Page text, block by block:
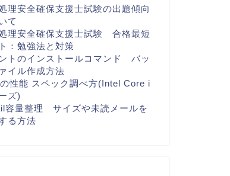
理安全確保支援士試験の出題傾向
て
理安全確保支援士試験 合格最短
：勉強法と対策
トのインストールコマンド バッ
イル作成方法
性能 スペック調べ方(Intel Core i
ズ)
容量整理 サイズや未読メールを
る方法